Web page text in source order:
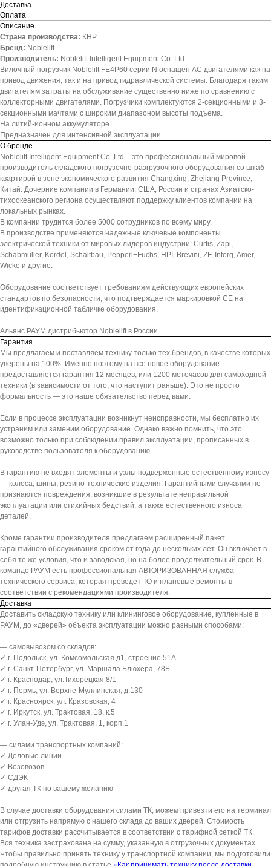
Доставка
Оплата
Описание
Страна производства: КНР.
Бренд: Noblelift.
Производитель: Noblelift Intelligent Equipment Co. Ltd.
Вилочный погрузчик Noblelift FE4P60 серии N оснащен АС двигателями как на
привод движения, так и на привод гидравлической системы. Благодаря таким
двигателям затраты на обслуживание существенно ниже по сравнению с
коллекторными двигателями. Погрузчики комплектуются 2-секционными и 3-
секционными мачтами с широким диапазоном высоты подъема.
На литий-ионном аккумуляторе.
Предназначен для интенсивной эксплуатации.
О бренде
Noblelift Intelligent Equipment Co.,Ltd. - это профессиональный мировой
производитель складского погрузочно-разгрузочного оборудования со штаб-
квартирой в зоне экономического развития Changxing, Zhejiang Province,
Китай. Дочерние компании в Германии, США, России и странах Азиатско-
тихоокеанского региона осуществляют поддержку клиентов компании на
локальных рынках.
В компании трудится более 5000 сотрудников по всему миру.
В производстве применяются надежные ключевые компоненты
электрической техники от мировых лидеров индустрии: Curtis, Zapi,
Schabmuller, Kordel, Schaltbau, Pepperl+Fuchs, HPI, Brevini, ZF, Intorq, Amer,
Wicke и другие.
Оборудование соответствует требованиям действующих европейских
стандартов по безопасности, что подтверждается маркировкой СЕ на
идентификационной табличке оборудования.
Альянс РАУМ дистрибьютор Noblelift в России
Гарантия
Мы предлагаем и поставляем технику только тех брендов, в качестве которых
уверены на 100%. Именно поэтому на все новое оборудование
предоставляется гарантия 12 месяцев, или 1200 моточасов для самоходной
техники (в зависимости от того, что наступит раньше). Это не просто
формальность — это наше обязательство перед вами.
Если в процессе эксплуатации возникнут неисправности, мы бесплатно их
устраним или заменим оборудование. Однако важно помнить, что это
возможно только при соблюдении правил эксплуатации, прописанных в
руководстве пользователя к оборудованию.
В гарантию не входят элементы и узлы подверженные естественному износу
— колеса, шины, резино-технические изделия. Гарантийными случаями не
признаются повреждения, возникшие в результате неправильной
эксплуатации или стихийных бедствий, а также естественного износа
деталей.
Кроме гарантии производителя предлагаем расширенный пакет
гарантийного обслуживания сроком от года до нескольких лет. Он включает в
себя те же условия, что и заводская, но на более продолжительный срок. В
команде РАУМ есть профессиональная АВТОРИЗОВАННАЯ служба
технического сервиса, которая проведет ТО и плановые ремонты в
соответствии с рекомендациями производителя.
Доставка
Доставить складскую технику или клининговое оборудование, купленные в
РАУМ, до «дверей» объекта эксплуатации можно разными способами:
— самовывозом со складов:
✓ г. Подольск, ул. Комсомольская д1, строение 51А
✓ г. Санкт-Петербург, ул. Маршала Блюхера, 78Б
✓ г. Краснодар, ул.Тихорецкая 8/1
✓ г. Пермь, ул. Верхне-Муллинская, д.130
✓ г. Красноярск, ул. Кразовская, 4
✓ г. Иркутск, ул. Трактовая, 18, к.5
✓ г. Улан-Удэ, ул. Трактовая, 1, корп.1
— силами транспортных компаний:
✓ Деловые линии
✓ Возовозов
✓ СДЭК
✓ другая ТК по вашему желанию
В случае доставки оборудования силами ТК, можем привезти его на терминал
или отгрузить напрямую с нашего склада до ваших дверей. Стоимость
тарифов доставки рассчитывается в соответствии с тарифной сеткой ТК.
Вся техника застрахована на сумму, указанную в отгрузочных документах.
Чтобы правильно принять технику у транспортной компании, мы подготовили